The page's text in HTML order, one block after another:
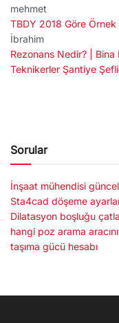
mehmet
TBDY 2018 Göre
İbrahim
Rezonans Nedir? | Bina
Teknikerler Şantiye
Sorular
İnşaat mühendisi
Sta4cad döşeme
Dilatasyon boşluğu
hangi poz arama
taşıma gücü hesabı